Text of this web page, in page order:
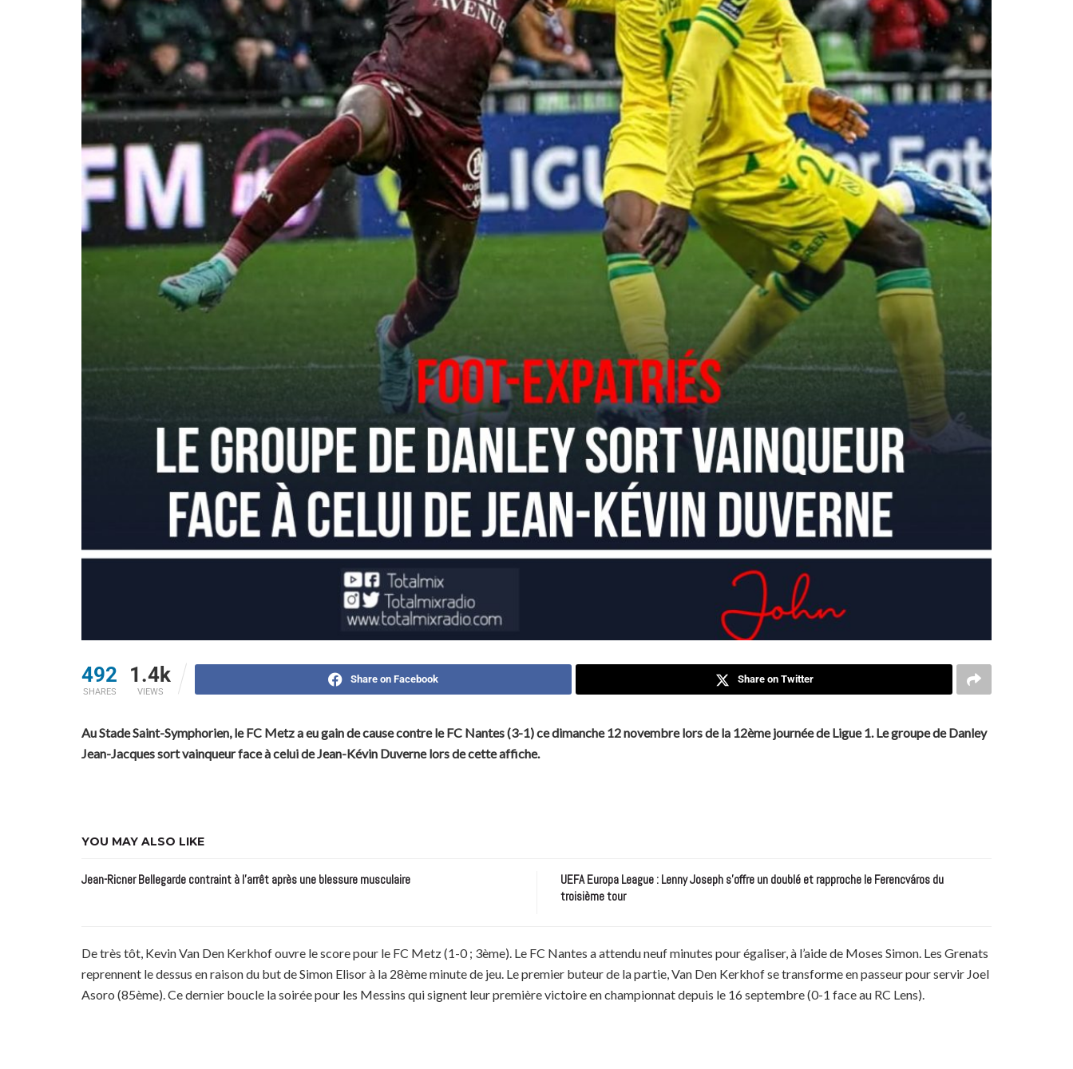
492
SHARES
1.4k
VIEWS
Share on Facebook Share on Twitter
Au Stade Saint-Symphorien, le FC Metz a eu gain de cause contre le FC Nantes (3-1) ce dimanche 12 novembre lors de la 12ème journée de Ligue 1. Le groupe de Danley
Jean-Jacques sort vainqueur face à celui de Jean-Kévin Duverne lors de cette affiche.
YOU MAY ALSO LIKE
Jean-Ricner Bellegarde contraint à l’arrêt après une blessure musculaire
UEFA Europa League : Lenny Joseph s’offre un doublé et rapproche le Ferencváros du
troisième tour
De très tôt, Kevin Van Den Kerkhof ouvre le score pour le FC Metz (1-0 ; 3ème). Le FC Nantes a attendu neuf minutes pour égaliser, à l’aide de Moses Simon. Les Grenats
reprennent le dessus en raison du but de Simon Elisor à la 28ème minute de jeu. Le premier buteur de la partie, Van Den Kerkhof se transforme en passeur pour servir Joel
Asoro (85ème). Ce dernier boucle la soirée pour les Messins qui signent leur première victoire en championnat depuis le 16 septembre (0-1 face au RC Lens).